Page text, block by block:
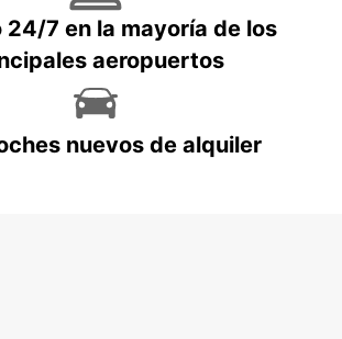
24/7 en la mayoría de los
aeropuertos
nuevos de alquiler